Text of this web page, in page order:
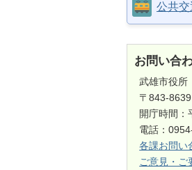
公共交
お問い合
武雄市役所
〒843-
開庁時間：
電話：
各課お問い
ご意見・ご